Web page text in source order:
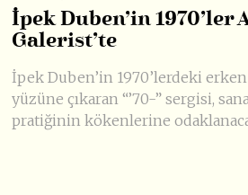
İpek Duben’in 1970’ler
Galerist’te
İpek Duben’in 1970’lerdeki
yüzüne çıkaran “’70-” sergisi,
pratiğinin kökenlerine